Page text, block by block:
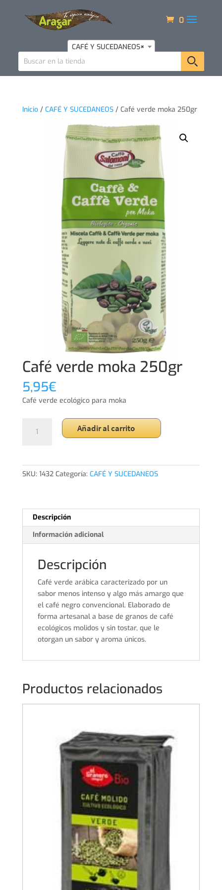
0
×
CAFÉ Y SUCEDANEOS
Inicio/ CAFÉ Y SUCEDANEOS/ Café verde moka 250gr
Café verde moka 250gr
5,95€
Café verde ecológico para moka
verde
cantidad
Añadir al carrito
SKU: 1432 Categoría: CAFÉ Y SUCEDANEOS
Descripción
Información adicional
Descripción
Café verde arábica caracterizado por un
sabor menos intenso y algo más amargo que
el café negro convencional. Elaborado de
forma artesanal a base de granos de café
ecológicos molidos y sin tostar, que le
otorgan un sabor y aroma únicos.
Productos relacionados